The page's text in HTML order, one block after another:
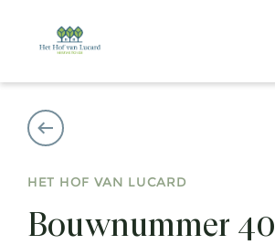
HET HOF VAN LUCARD
Bouwnummer 40